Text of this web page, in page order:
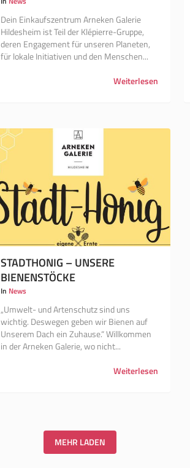
Dein Einkaufszentrum Arneken Galerie
Hildesheim ist Teil der Klépierre-Gruppe,
deren Engagement für unseren Planeten,
für lokale Initiativen und den Menschen...
Weiterlesen
STADTHONIG – UNSERE
BIENENSTÖCKE
In News
„Umwelt- und Artenschutz sind uns
wichtig. Deswegen geben wir Bienen auf
Unserem Dach ein Zuhause.“ Willkommen
in der Arneken Galerie, wo nicht...
Weiterlesen
MEHR LADEN